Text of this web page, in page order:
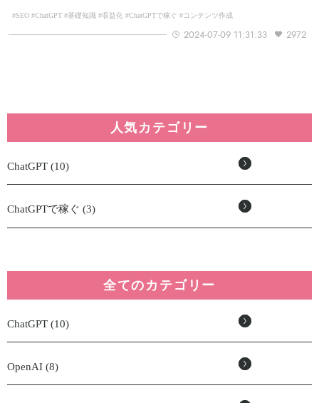
#SEO #ChatGPT #基礎知識 #収益化 #ChatGPTで稼ぐ #コンテンツ作成
2024-07-09 11:31:33 2972
人気カテゴリー
ChatGPT (10)
ChatGPTで稼ぐ (3)
全てのカテゴリー
ChatGPT (10)
OpenAI (8)